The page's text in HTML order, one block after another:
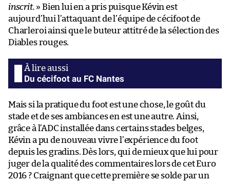
inscrit. » Bien lui en a pris puisque Kévin est
aujourd’hui l’attaquant de l’équipe de cécifoot de
Charleroi ainsi que le buteur attitré de la sélection des
Diables rouges.
Du cécifoot au FC Nantes
Mais si la pratique du foot est une chose, le goût du
stade et de ses ambiances en est une autre. Ainsi,
grâce à l’ADC installée dans certains stades belges,
Kévin a pu de nouveau vivre l’expérience du foot
depuis les gradins. Dès lors, qui de mieux que lui pour
juger de la qualité des commentaires lors de cet Euro
2016 ? Craignant que cette première se solde par un